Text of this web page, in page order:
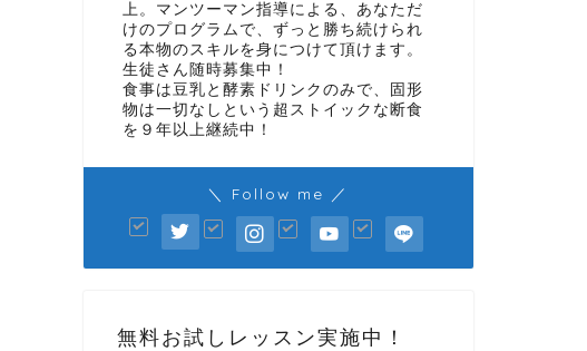
上。マンツーマン指導による、あなただ
けのプログラムで、ずっと勝ち続けられ
る本物のスキルを身につけて頂けます。
生徒さん随時募集中！
食事は豆乳と酵素ドリンクのみで、固形
物は一切なしという超ストイックな断食
を９年以上継続中！
＼ Follow me ／
無料お試しレッスン実施中！